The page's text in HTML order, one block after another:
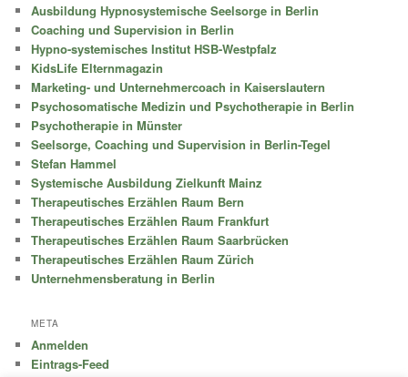
Ausbildung Hypnosystemische Seelsorge in Berlin
Coaching und Supervision in Berlin
Hypno-systemisches Institut HSB-Westpfalz
KidsLife Elternmagazin
Marketing- und Unternehmercoach in Kaiserslautern
Psychosomatische Medizin und Psychotherapie in Berlin
Psychotherapie in Münster
Seelsorge, Coaching und Supervision in Berlin-Tegel
Stefan Hammel
Systemische Ausbildung Zielkunft Mainz
Therapeutisches Erzählen Raum Bern
Therapeutisches Erzählen Raum Frankfurt
Therapeutisches Erzählen Raum Saarbrücken
Therapeutisches Erzählen Raum Zürich
Unternehmensberatung in Berlin
META
Anmelden
Eintrags-Feed